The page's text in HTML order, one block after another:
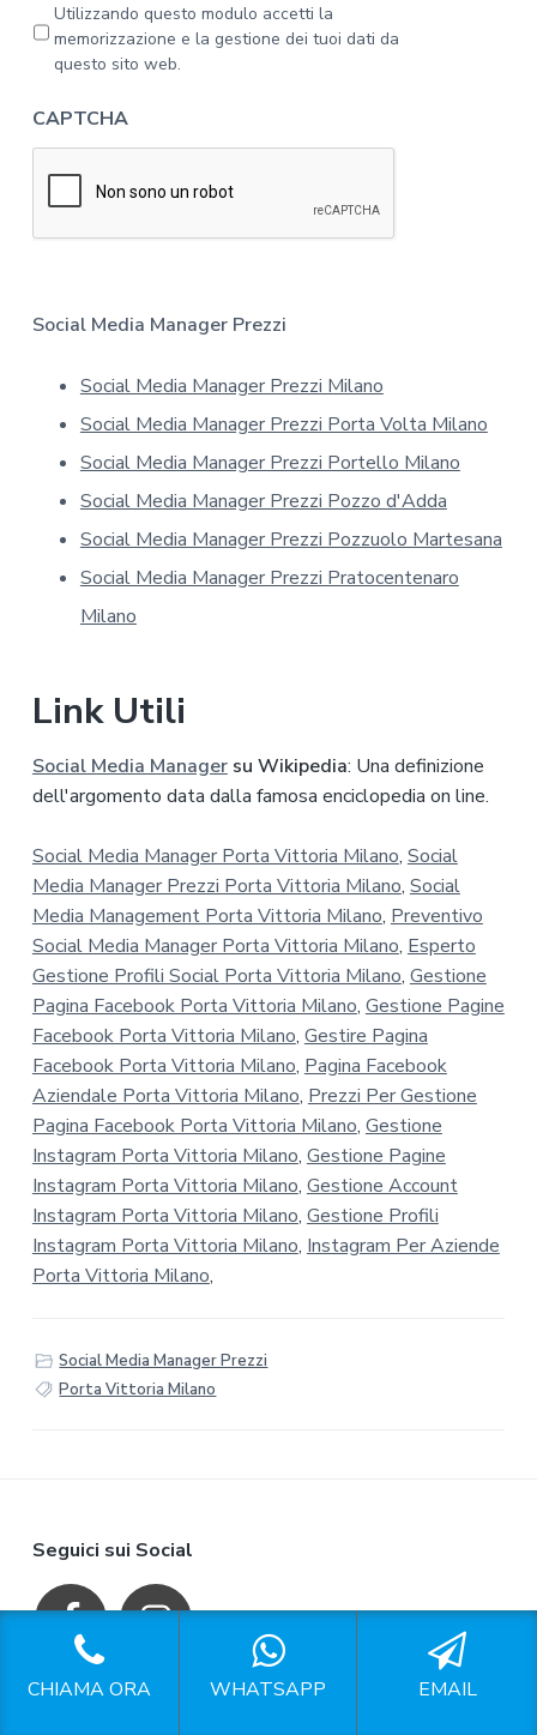
l
f
o
t
a
r
c
y
*
Utilizzando questo modulo accetti la
memorizzazione e la gestione dei tuoi dati da
questo sito web.
CAPTCHA
Social Media Manager Prezzi
Social Media Manager Prezzi Milano
Social Media Manager Prezzi Porta Volta Milano
Social Media Manager Prezzi Portello Milano
Social Media Manager Prezzi Pozzo d'Adda
Social Media Manager Prezzi Pozzuolo Martesana
Social Media Manager Prezzi Pratocentenaro
Milano
Link Utili
Social Media Managersu Wikipedia: Una definizione
dell'argomento data dalla famosa enciclopedia on line.
Social Media Manager Porta Vittoria Milano, Social
Media Manager Prezzi Porta Vittoria Milano, Social
Media Management Porta Vittoria Milano, Preventivo
Social Media Manager Porta Vittoria Milano, Esperto
Gestione Profili Social Porta Vittoria Milano, Gestione
Pagina Facebook Porta Vittoria Milano, Gestione Pagine
Facebook Porta Vittoria Milano, Gestire Pagina
Facebook Porta Vittoria Milano, Pagina Facebook
Aziendale Porta Vittoria Milano, Prezzi Per Gestione
Pagina Facebook Porta Vittoria Milano, Gestione
Instagram Porta Vittoria Milano, Gestione Pagine
Instagram Porta Vittoria Milano, Gestione Account
Instagram Porta Vittoria Milano, Gestione Profili
Instagram Porta Vittoria Milano, Instagram Per Aziende
Porta Vittoria Milano,
Social Media Manager Prezzi
Porta Vittoria Milano
o
Seguici sui Social
CHIAMA ORA WHATSAPP EMAIL